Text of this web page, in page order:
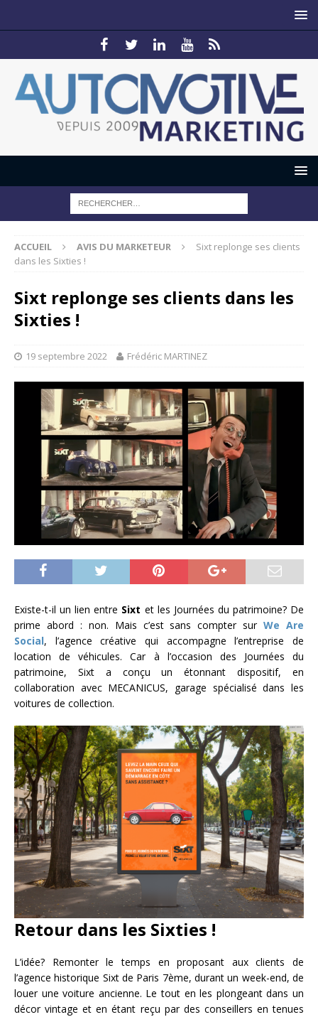
ACCUEIL AVIS DU MARKETEUR
Sixt replonge ses clients
dans les Sixties !
Sixt replonge ses clients dans les
Sixties !
19 septembre 2022 Frédéric MARTINEZ
Existe-t-il un lien entre Sixt et les Journées du patrimoine? De
prime abord : non. Mais c’est sans compter surWe Are
Social, l’agence créative qui accompagne l’entreprise de
location de véhicules. Car à l’occasion des Journées du
patrimoine, Sixt a conçu un étonnant dispositif, en
collaboration avec MECANICUS, garage spécialisé dans les
voitures de collection.
Retour dans les Sixties !
L’idée? Remonter le temps en proposant aux clients de
l’agence historique Sixt de Paris 7ème, durant un week-end, de
louer une voiture ancienne. Le tout en les plongeant dans un
décor vintage et en étant reçu par des conseillers en tenues